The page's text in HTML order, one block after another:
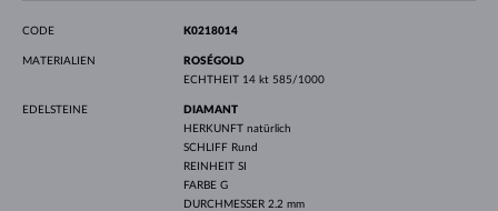
CODE K0218014
MATERIALIEN
ROSÉGOLD
ECHTHEIT 14 kt 585/1000
EDELSTEINE
DIAMANT
HERKUNFT natürlich
SCHLIFF Rund
REINHEIT SI
FARBE G
DURCHMESSER 2.2 mm